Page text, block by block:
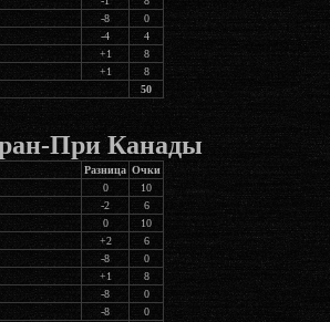
-8
0
-4
4
+1
8
+1
8
50
При Канады
Разница Очки
0
10
-2
6
0
10
+2
6
-8
0
+1
8
-8
0
-8
0